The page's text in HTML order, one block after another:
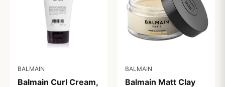
BALMAIN
Balmain Curl Cream,
BALMAIN
Balmain Matt Clay